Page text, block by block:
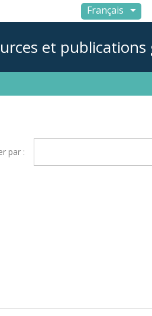
Français 
et
par :